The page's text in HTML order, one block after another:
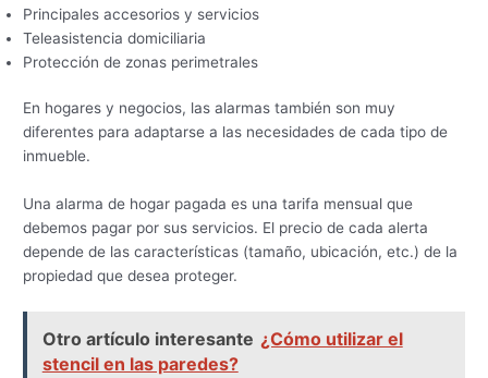
Principales accesorios y servicios
Teleasistencia domiciliaria
Protección de zonas perimetrales
En hogares y negocios, las alarmas también son muy
diferentes para adaptarse a las necesidades de cada tipo de
inmueble.
Una alarma de hogar pagada es una tarifa mensual que
debemos pagar por sus servicios. El precio de cada alerta
depende de las características (tamaño, ubicación, etc.) de la
propiedad que desea proteger.
Otro artículo interesante ¿Cómo utilizar el
stencil en las paredes?